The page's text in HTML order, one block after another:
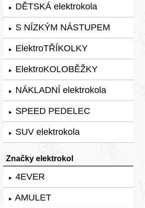
► DĚTSKÁ elektrokola
► S NÍZKÝM NÁSTUPEM
► ElektroTŘÍKOLKY
► ElektroKOLOBĚŽKY
► NÁKLADNÍ elektrokola
► SPEED PEDELEC
► SUV elektrokola
Značky elektrokol
► 4EVER
► AMULET